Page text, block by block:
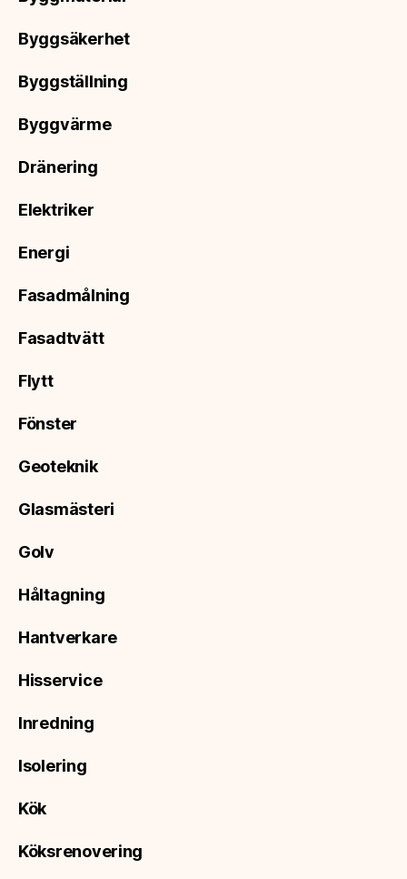
Byggsäkerhet
Byggställning
Byggvärme
Dränering
Elektriker
Energi
Fasadmålning
Fasadtvätt
Flytt
Fönster
Geoteknik
Glasmästeri
Golv
Håltagning
Hantverkare
Hisservice
Inredning
Isolering
Kök
Köksrenovering